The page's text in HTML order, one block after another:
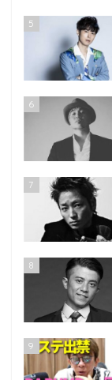
5
6
7
8
9